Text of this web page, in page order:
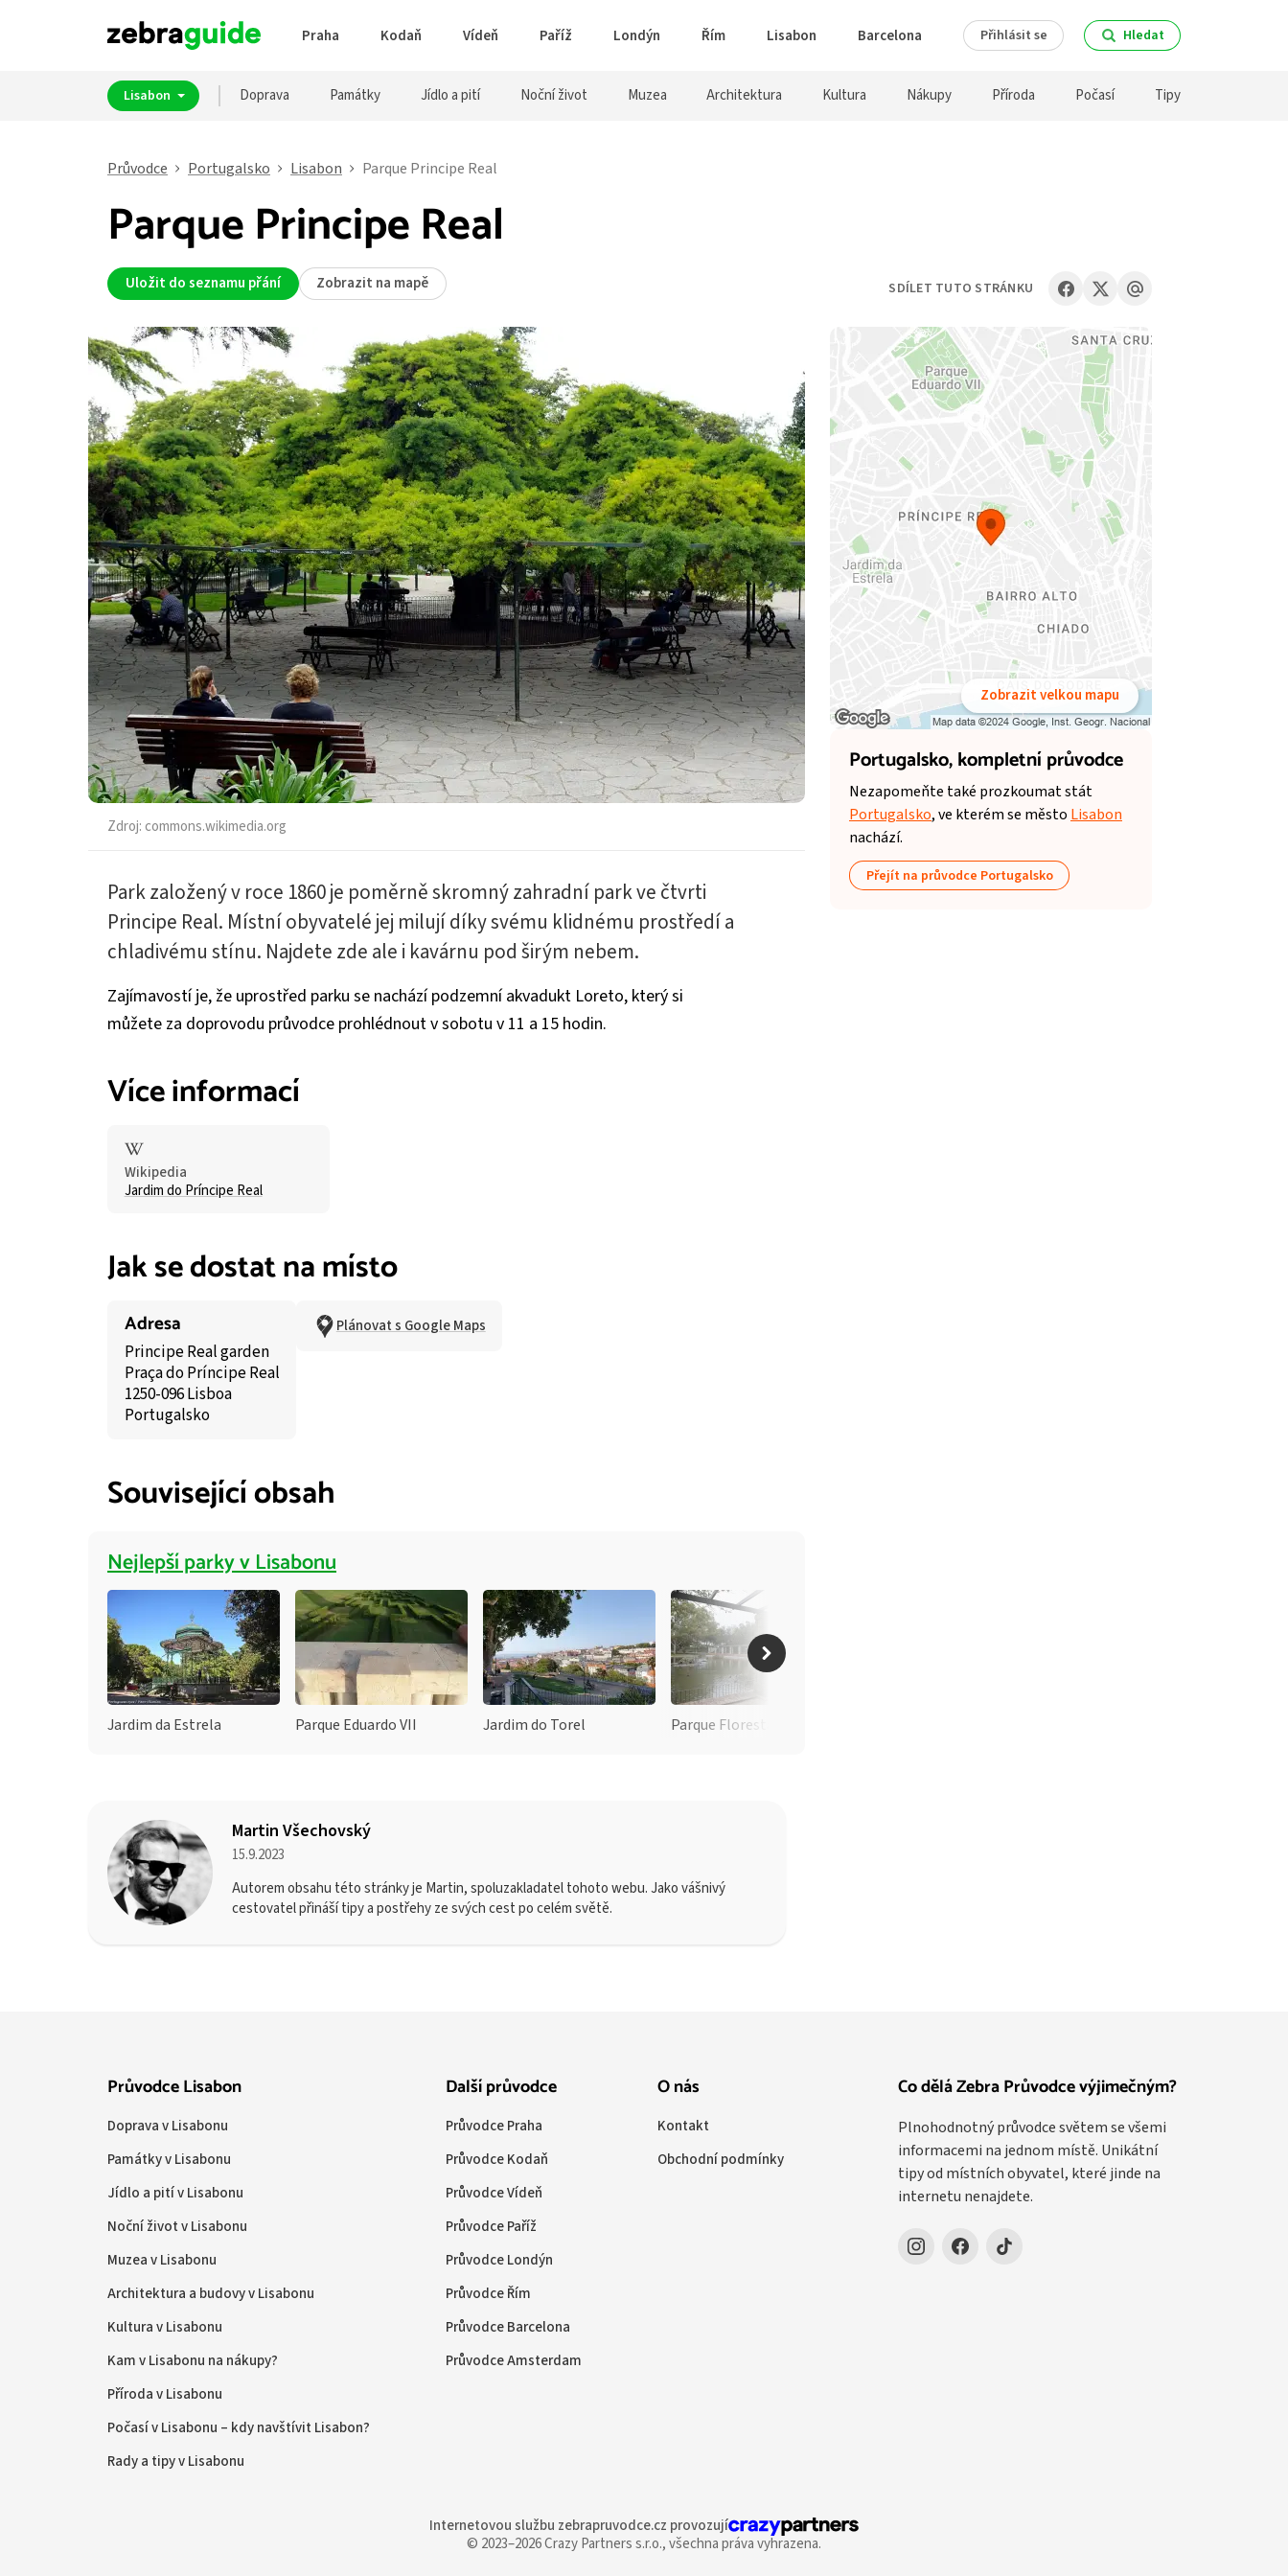
Praha Kodaň Vídeň Paříž Londýn Řím Lisabon Barcelona Přihlásit se Hledat
Lisabon Doprava Památky Jídlo a pití Noční život Muzea Architektura Kultura Nákupy Příroda Počasí Tipy
Průvodce Portugalsko Lisabon Parque Principe Real
Parque Principe Real
Uložit do seznamu přání Zobrazit na mapě
Zdroj: commons.wikimedia.org
Park založený v roce 1860 je poměrně skromný zahradní park ve čtvrti
Principe Real. Místní obyvatelé jej milují díky svému klidnému prostředí a
chladivému stínu. Najdete zde ale i kavárnu pod širým nebem.
Zajímavostí je, že uprostřed parku se nachází podzemní akvadukt Loreto, který si
můžete za doprovodu průvodce prohlédnout v sobotu v 11 a 15 hodin.
Více informací
Wikipedia
Jardim do Príncipe Real
Jak se dostat na místo
Adresa
Principe Real garden
Praça do Príncipe Real
1250-096 Lisboa
Portugalsko
Plánovat s Google Maps
Související obsah
Nejlepší parky v Lisabonu
Jardim da Estrela Parque Eduardo VII Jardim do Torel
Martin Všechovský
15.9.2023
Autorem obsahu této stránky je Martin, spoluzakladatel tohoto webu. Jako vášnivý
cestovatel přináší tipy a postřehy ze svých cest po celém světě.
Zobrazit velkou mapu
Portugalsko,kompletní průvodce
Nezapomeňte také prozkoumat stát
Portugalsko, ve kterém se město Lisabon
nachází.
Přejít na průvodce Portugalsko
SDÍLET TUTO STRÁNKU
Co dělá Zebra Průvodce výjimečným?
Plnohodnotný průvodce světem se všemi
informacemi na jednom místě. Unikátní
tipy od místních obyvatel, které jinde na
internetu nenajdete.
Průvodce Lisabon
Doprava v Lisabonu
Památky v Lisabonu
Jídlo a pití v Lisabonu
Noční život v Lisabonu
Muzea v Lisabonu
Architektura a budovy v Lisabonu
Kultura v Lisabonu
Kam v Lisabonu na nákupy?
Příroda v Lisabonu
Počasí v Lisabonu – kdy navštívit Lisabon?
Rady a tipy v Lisabonu
Další průvodce
Průvodce Praha
Průvodce Kodaň
Průvodce Vídeň
Průvodce Paříž
Průvodce Londýn
Průvodce Řím
Průvodce Barcelona
Průvodce Amsterdam
O nás
Kontakt
Obchodní podmínky
Internetovou službu zebrapruvodce.cz provozují
© 2023–2026 Crazy Partners s.r.o.,všechna práva vyhrazena.